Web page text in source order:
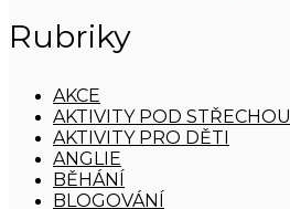
Rubriky
AKCE
AKTIVITY POD STŘECHOU
AKTIVITY PRO DĚTI
ANGLIE
BĚHÁNÍ
BLOGOVÁNÍ